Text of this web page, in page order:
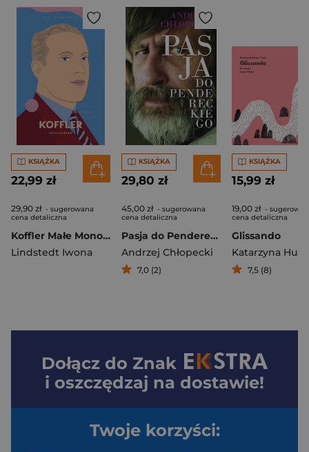
KSIĄŻKA
22,99 zł
29,90 zł - sugerowana
cena detaliczna
Koffler Małe Monografie
Lindstedt Iwona
KSIĄŻKA
29,80 zł
45,00 zł - sugerowana
cena detaliczna
Pasja do Pendereckiego
Andrzej Chłopecki
7,0 (2)
KSIĄŻKA
15,99 zł
19,00 zł -
cena detaliczna
Glissando
7,5 (8)
Dołącz do Znak
i oszczędzaj na dostawie!
Twoje korzyści: